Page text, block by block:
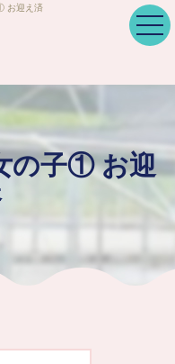
お迎え済
の子① お迎